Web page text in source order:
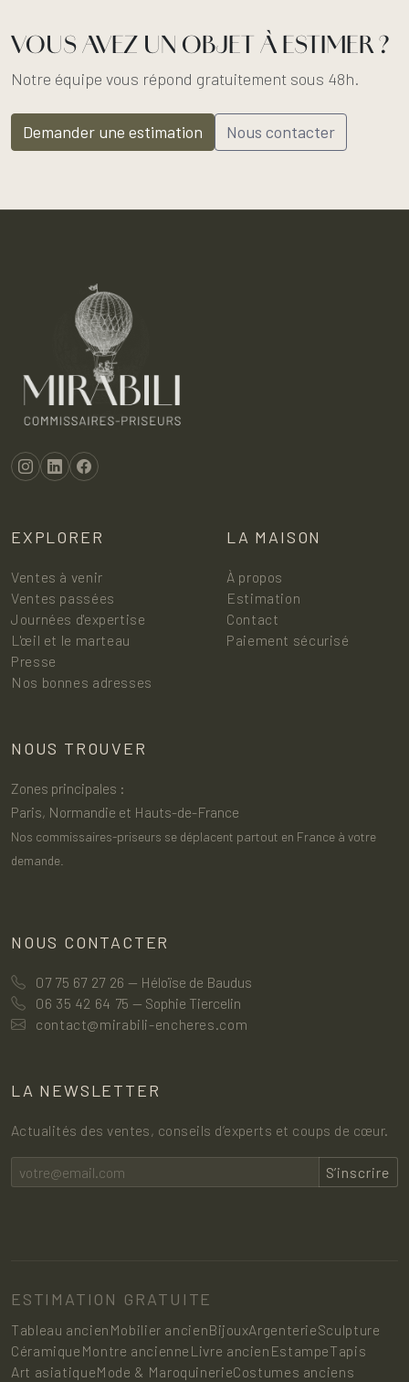
VOUS AVEZ UN OBJET À ESTIMER ?
Notre équipe vous répond gratuitement sous 48h.
Demander une estimation Nous contacter
EXPLORER
Ventes à venir
Ventes passées
Journées d'expertise
L'œil et le marteau
Presse
Nos bonnes adresses
LA MAISON
À propos
Estimation
Contact
Paiement sécurisé
NOUS TROUVER
Zones principales :
Paris, Normandie et Hauts-de-France
Nos commissaires-priseurs se déplacent partout en France à votre
demande.
NOUS CONTACTER
07 75 67 27 26 — Héloïse de Baudus
06 35 42 64 75 — Sophie Tiercelin
contact@mirabili-encheres.com
LA NEWSLETTER
Actualités des ventes, conseils d’experts et coups de cœur.
S’inscrire
ESTIMATION GRATUITE
Tableau ancien Mobilier ancienBijouxArgenterieSculpture
Céramique Montre ancienne Livre ancien EstampeTapis
Art asiatiqueMode & MaroquinerieCostumes anciens